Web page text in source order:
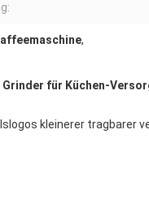
,
für Küchen-
kleinerer tragbarer